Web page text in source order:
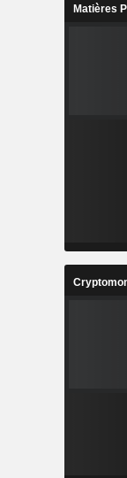
Matières